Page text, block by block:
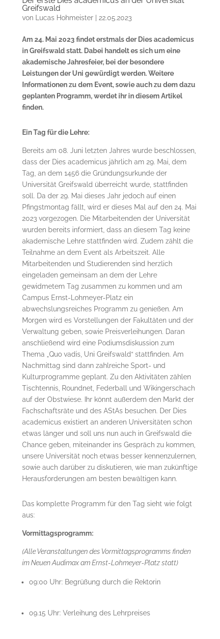
Greifswald
von Lucas Hohmeister| 22.05.2023
Am 24. Mai 2023 findet erstmals der Dies academicus
in Greifswald statt. Dabei handelt es sich um eine
akademische Jahresfeier, bei der besondere
Leistungen der Uni gewürdigt werden. Weitere
Informationen zu dem Event, sowie auch zu dem dazu
geplanten Programm, werdet ihr in diesem Artikel
finden.
Ein Tag für die Lehre:
Bereits am 08. Juni letzten Jahres wurde beschlossen,
dass der Dies academicus jährlich am 29. Mai, dem
Tag, an dem 1456 die Gründungsurkunde der
Universität Greifswald überreicht wurde, stattfinden
soll. Da der 29. Mai dieses Jahr jedoch auf einen
Pfingstmontag fällt, wird er dieses Mal auf den 24. Mai
2023 vorgezogen. Die Mitarbeitenden der Universität
wurden bereits informiert, dass an diesem Tag keine
akademische Lehre stattfinden wird. Zudem zählt die
Teilnahme an dem Event als Arbeitszeit. Alle
Mitarbeitenden und Studierenden sind herzlich
eingeladen gemeinsam an dem der Lehre
gewidmetem Tag zusammen zu kommen und am
Campus Ernst-Lohmeyer-Platz ein
abwechslungsreiches Programm zu genießen. Am
Morgen wird es Vorstellungen der Fakultäten und der
Verwaltung geben, sowie Preisverleihungen. Daran
anschließend wird eine Podiumsdiskussion zum
Thema „Quo vadis, Uni Greifswald“ stattfinden. Am
Nachmittag sind dann zahlreiche Sport- und
Kulturprogramme geplant. Zu den Aktivitäten zählen
Tischtennis, Roundnet, Federball und Wikingerschach
auf der Obstwiese. Ihr könnt außerdem den Markt der
Fachschaftsräte und des AStAs besuchen. Der Dies
academicus existiert an anderen Universitäten schon
etwas länger und soll uns nun auch in Greifswald die
Chance geben, miteinander ins Gespräch zu kommen,
unsere Universität noch etwas besser kennenzulernen,
sowie auch darüber zu diskutieren, wie man zukünftige
Herausforderungen am besten bewältigen kann.
Das komplette Programm für den Tag sieht wie folgt
aus:
Vormittagsprogramm:
(Alle Veranstaltungen des Vormittagsprogramms finden
im Neuen Audimax am Ernst-Lohmeyer-Platz statt)
09:00 Uhr: Begrüßung durch die Rektorin
09.15 Uhr: Verleihung des Lehrpreises